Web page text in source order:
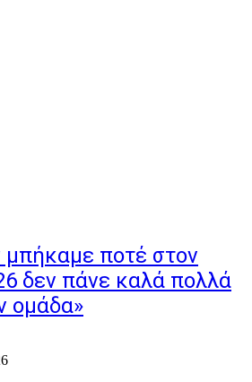
ποτέ στον
δεν πάνε καλά πολλά
ομάδα»